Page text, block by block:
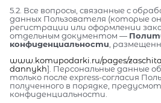
5.2. Все вопросы, связанные с
данных Пользователя (которые
регистрации или оформлении
отдельным документом —
конфиденциальности,
www.komupodarki.ru/pages/
dannykh]. Персональные данные
только после express-согласия
полученного в порядке,
конфиденциальности.